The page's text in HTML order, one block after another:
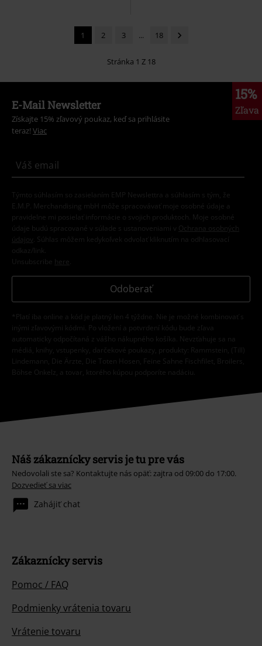
1 2 3 ... 18
Stránka 1 Z 18
15%
Zľava
E-Mail Newsletter
Získajte 15% zľavový poukaz, keď sa prihlásite
teraz! Viac
Týmto súhlasím so zasielaním EMP Newslettra a súhlasím s tým, že
E.M.P. Merchandising mbH môže spracovávať moje osobné údaje a
pravidelne mi posielať informácie o svojich produktoch. Moje osobné
údaje budú spracované v súlade s ustanoveniami v
Ochrana osobných
údajov
. Súhlas môžem kedykoľvek odvolať kliknutím na odhlasovací
odkaz/link.
Unsubscribe here
Odoberať
*Platí iba online a kód je platný len 4 týždne. Nie je možné kombinovať s
inými zľavovými kódmi. Po vložení a potvrdení kódu bude zľava
automaticky odpočítaná z vášho nákupného košíka. Nevzťahuje sa na
médiá, knihy, vstupenky, darčekové poukazy, produkty: Rammstein, (Till)
Lindemann, Die Ärzte, Die Toten Hosen, Feine Sahne Fischfilet, Broilers,
Böhse Onkelz, a tovar, ktorého kúpou podporíte nadáciu.
Náš zákaznícky servis je tu pre vás
Nedovolali ste sa? Kontaktujte nás opäť: zajtra od 09:00 do 17:00.
Dozvedieť sa viac
Zahájiť chat
Zákaznícky servis
Pomoc / FAQ
Podmienky vrátenia tovaru
Vrátenie tovaru